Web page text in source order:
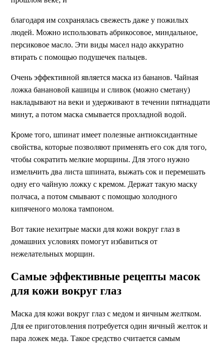
благодаря им сохранялась свежесть даже у пожилых
людей. Можно использовать абрикосовое, миндальное,
персиковое масло. Эти виды масел надо аккуратно
втирать с помощью подушечек пальцев.
Очень эффективной является маска из бананов. Чайная
ложка банановой кашицы и сливок (можно сметану)
накладывают на веки и удерживают в течении пятнадцати
минут, а потом маска смывается прохладной водой.
Кроме того, шпинат имеет полезные антиоксидантные
свойства, которые позволяют применять его сок для того,
чтобы сократить мелкие морщины. Для этого нужно
измельчить два листа шпината, выжать сок и перемешать
одну его чайную ложку с кремом. Держат такую маску
полчаса, а потом смывают с помощью холодного
кипяченого молока тампоном.
Вот такие нехитрые маски для кожи вокруг глаз в
домашних условиях помогут избавиться от
нежелательных морщин.
Самые эффективные рецепты масок
для кожи вокруг глаз
Маска для кожи вокруг глаз с медом и яичным желтком.
Для ее приготовления потребуется один яичный желток и
пара ложек меда. Такое средство считается самым